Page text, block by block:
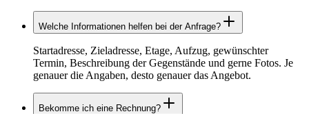
Welche Informationen helfen bei der Anfrage?
Startadresse, Zieladresse, Etage, Aufzug, gewünschter
Termin, Beschreibung der Gegenstände und gerne Fotos. Je
genauer die Angaben, desto genauer das Angebot.
Bekomme ich eine Rechnung?